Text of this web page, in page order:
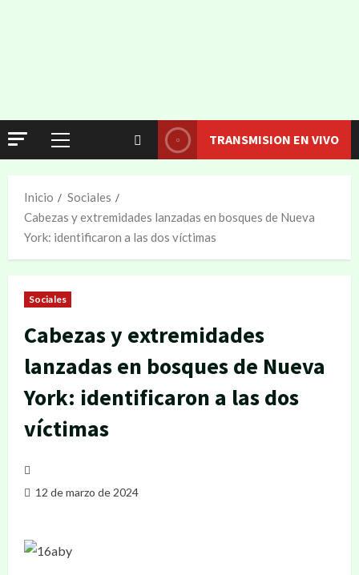
TRANSMISION EN VIVO
Inicio
Sociales
Cabezas y extremidades lanzadas en bosques de Nueva
York: identificaron a las dos víctimas
Sociales
Cabezas y extremidades
lanzadas en bosques de Nueva
York: identificaron a las dos
víctimas
12 de marzo de 2024